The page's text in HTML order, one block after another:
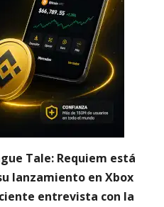
Tale: Requiem está
lanzamiento en Xbox
entrevista con la